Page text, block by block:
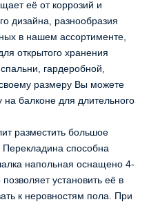
её от коррозий и
дизайна, разнообразия
в нашем ассортименте,
открытого хранения
гардеробной,
размеру Вы можете
на балконе для длительного
разместить большое
способна
напольная оснащено 4-
установить её в
к неровностям пола. При